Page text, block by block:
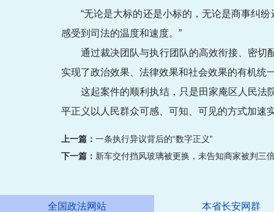
“无论是大标的还是小标的，无论是商事纠
感受到司法的温度和速度。”
通过裁决团队与执行团队的高效衔接、密切
实现了政治效果、法律效果和社会效果的有机统
这起案件的顺利执结，只是田家庵区人民法
平正义以人民群众可感、可知、可见的方式加速
上一篇： 一条执行异议背后的“数字正义”
下一篇： 新车交付挡风玻璃被更换，未告知商家被判三
全国政法网站 本省长安网群